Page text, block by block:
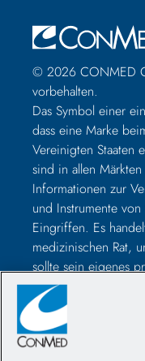
© 2026 CONMED
vorbehalten.
Das Symbol einer
dass eine Marke
Vereinigten Staaten
sind in allen
Informationen zur
und Instrumente
Eingriffen. Es
medizinischen Rat,
sollte sein eigenes
nutzen, bevor es zur
Patienten verwendet
sollte vor der
Geräte geschult